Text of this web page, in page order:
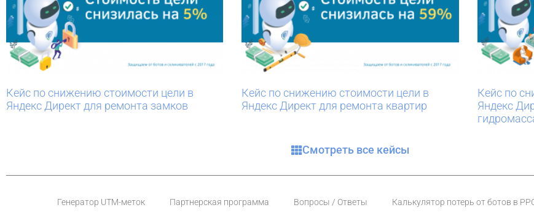
Кейс по снижению стоимости цели в
Яндекс Директ для ремонта замков
Кейс по снижению стоимости цели в
Яндекс Директ для ремонта квартир
Кейс по
Яндекс
Смотреть все кейсы
Генератор UTM-меток Партнерская программа Вопросы / Ответы Калькулятор потерь от ботов в